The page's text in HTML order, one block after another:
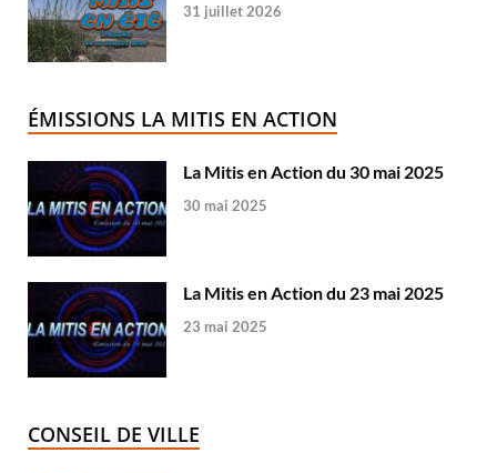
31 juillet 2026
ÉMISSIONS LA MITIS EN ACTION
La Mitis en Action du 30 mai 2025
30 mai 2025
La Mitis en Action du 23 mai 2025
23 mai 2025
CONSEIL DE VILLE